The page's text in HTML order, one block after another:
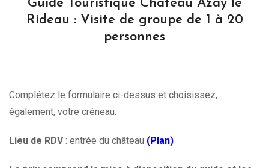
Guide Touristique Château Azay le
Rideau : Visite de groupe de 1 à 20
personnes
Complétez le formulaire ci-dessus et choisissez,
également, votre créneau.
Lieu de RDV: entrée du château (Plan)